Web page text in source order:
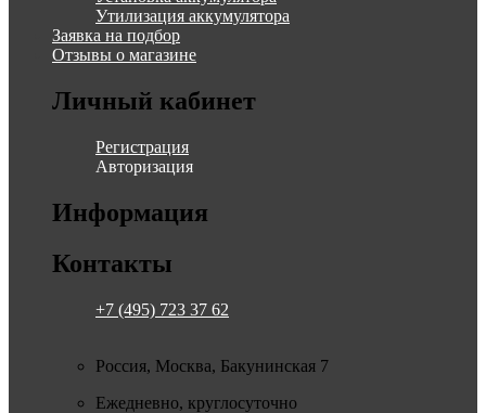
Утилизация аккумулятора
Заявка на подбор
Отзывы о магазине
Личный кабинет
Регистрация
Авторизация
Информация
Контакты
+7 (495) 723 37 62
Россия, Москва, Бакунинская 7
Ежедневно, круглосуточно